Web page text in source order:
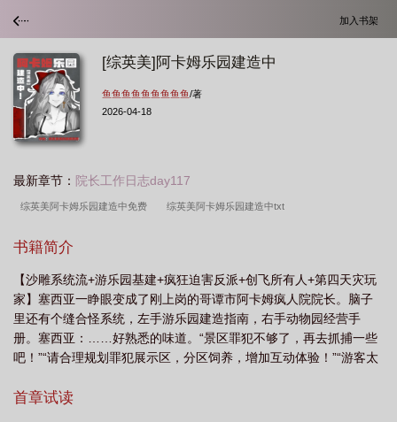
加入书架
[综英美]阿卡姆乐园建造中
鱼鱼鱼鱼鱼鱼鱼鱼鱼/著
2026-04-18
最新章节： 院长工作日志day117
综英美阿卡姆乐园建造中免费 综英美阿卡姆乐园建造中txt
书籍简介
【沙雕系统流+游乐园基建+疯狂迫害反派+创飞所有人+第四天灾玩
家】塞西亚一睁眼变成了刚上岗的哥谭市阿卡姆疯人院院长。脑子
里还有个缝合怪系统，左手游乐园建造指南，右手动物园经营手
册。塞西亚：……好熟悉的味道。“景区罪犯不够了，再去抓捕一些
吧！”“请合理规划罪犯展示区，分区饲养，增加互动体验！”“游客太
“……”于是，哥谭市民看到阿卡姆立起了一座超高跳楼机。小丑吊在
首章试读